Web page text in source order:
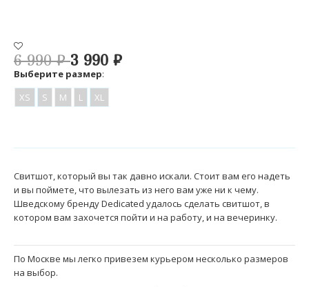
6 990₽ 3 990 ₽
Выберите размер:
XS
S M L XL
Свитшот, который вы так давно искали. Стоит вам его надеть
и вы поймете, что вылезать из него вам уже ни к чему.
Шведскому бренду Dedicated удалось сделать свитшот, в
котором вам захочется пойти и на работу, и на вечеринку.
По Москве мы легко привезем курьером несколько размеров
на выбор.